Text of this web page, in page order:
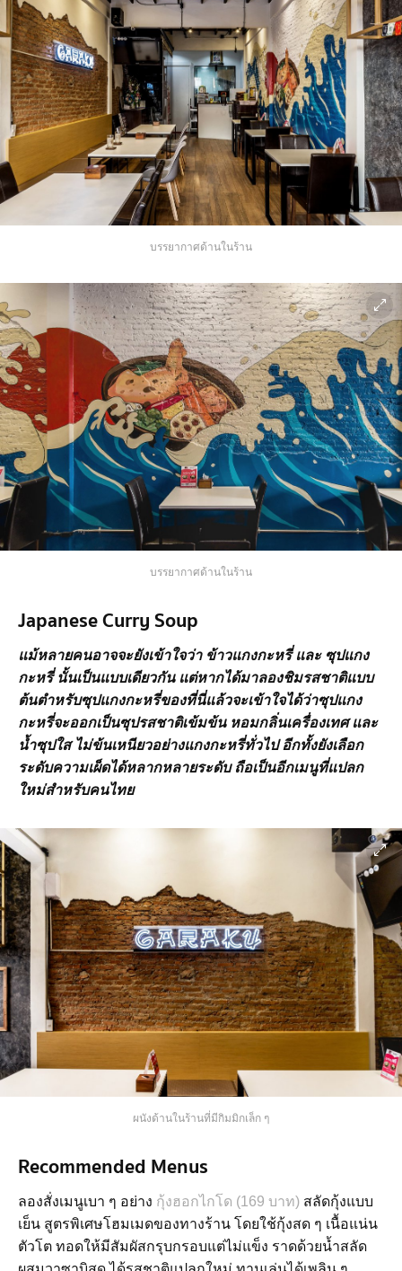
บรรยากาศด้านในร้าน
บรรยากาศด้านในร้าน
Japanese Curry Soup
แม้หลายคนอาจจะยังเข้าใจว่า ข้าวแกงกะหรี่ และ ซุปแกง
กะหรี่ นั้นเป็นแบบเดียวกัน แต่หากได้มาลองชิมรสชาติแบบ
ต้นตำหรับซุปแกงกะหรี่ของที่นี่แล้วจะเข้าใจได้ว่าซุปแกง
กะหรี่จะออกเป็นซุปรสชาติเข้มข้น หอมกลิ่นเครื่องเทศ และ
น้ำซุปใส ไม่ข้นเหนียวอย่างแกงกะหรี่ทั่วไป อีกทั้งยังเลือก
ระดับความเผ็ดได้หลากหลายระดับ ถือเป็นอีกเมนูที่แปลก
ใหม่สำหรับคนไทย
ผนังด้านในร้านที่มีกิมมิกเล็ก ๆ
Recommended Menus
ลองสั่งเมนูเบา ๆ อย่าง กุ้งฮอกไกโด (169 บาท) สลัดกุ้งแบบ
เย็น สูตรพิเศษโฮมเมดของทางร้าน โดยใช้กุ้งสด ๆ เนื้อแน่น
ตัวโต ทอดให้มีสัมผัสกรุบกรอบแต่ไม่แข็ง ราดด้วยน้ำสลัด